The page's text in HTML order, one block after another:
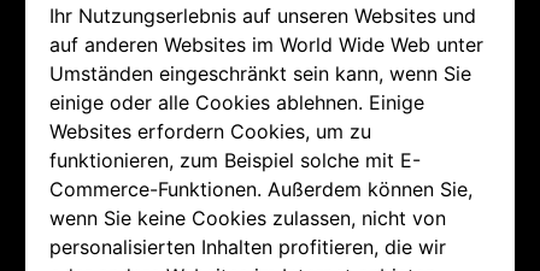
Ihr Nutzungserlebnis auf unseren Websites und
auf anderen Websites im World Wide Web unter
Umständen eingeschränkt sein kann, wenn Sie
einige oder alle Cookies ablehnen. Einige
Websites erfordern Cookies, um zu
funktionieren, zum Beispiel solche mit E-
Commerce-Funktionen. Außerdem können Sie,
wenn Sie keine Cookies zulassen, nicht von
personalisierten Inhalten profitieren, die wir